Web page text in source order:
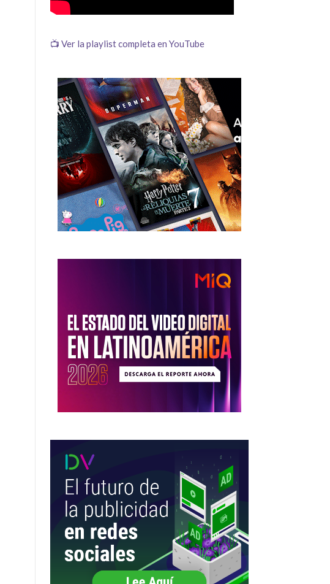
📺 Ver la playlist completa en YouTube